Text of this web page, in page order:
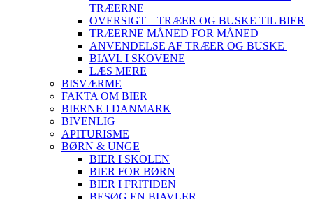
TRÆERNE
OVERSIGT – TRÆER OG BUSKE TIL BIER
TRÆERNE MÅNED FOR MÅNED
ANVENDELSE AF TRÆER OG BUSKE
BIAVL I SKOVENE
LÆS MERE
BISVÆRME
FAKTA OM BIER
BIERNE I DANMARK
BIVENLIG
APITURISME
BØRN & UNGE
BIER I SKOLEN
BIER FOR BØRN
BIER I FRITIDEN
BESØG EN BIAVLER